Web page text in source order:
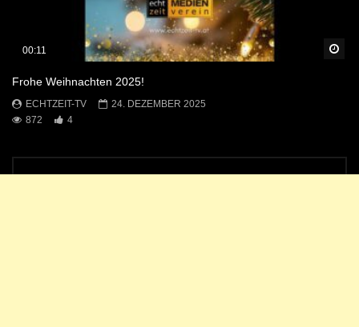
00:11
Frohe Weihnachten 2025!
ECHTZEIT-TV
24. DEZEMBER 2025
872
4